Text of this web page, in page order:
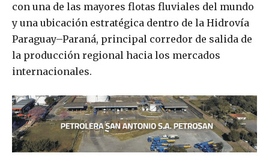
con una de las mayores flotas fluviales del mundo
y una ubicación estratégica dentro de la Hidrovía
Paraguay–Paraná, principal corredor de salida de
la producción regional hacia los mercados
internacionales.